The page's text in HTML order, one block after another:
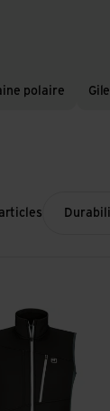
polaire
Vest M